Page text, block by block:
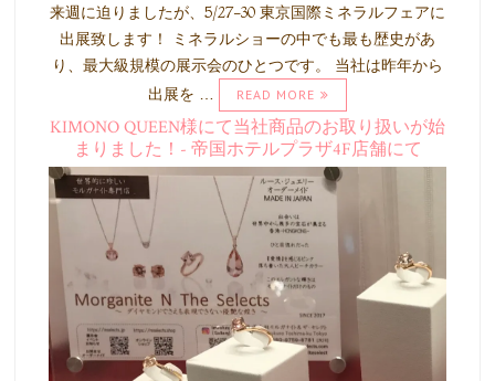
来週に迫りましたが、5/27-30 東京国際ミネラルフェアに
出展致します！ ミネラルショーの中でも最も歴史があ
り、最大級規模の展示会のひとつです。 当社は昨年から
出展を …
READ MORE
KIMONO QUEEN様にて当社商品のお取り扱いが始
まりました！- 帝国ホテルプラザ4F店舗にて